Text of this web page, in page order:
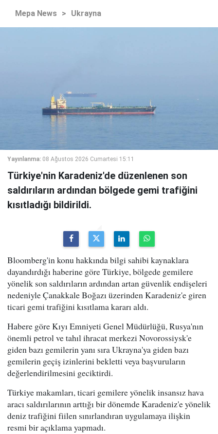
Mepa News > Ukrayna
Yayınlanma: 08 Ağustos 2026 Cumartesi 15:11
Türkiye'nin Karadeniz'de düzenlenen son
saldırıların ardından bölgede gemi trafiğini
kısıtladığı bildirildi.
Bloomberg'in konu hakkında bilgi sahibi kaynaklara
dayandırdığı haberine göre Türkiye, bölgede gemilere
yönelik son saldırıların ardından artan güvenlik endişeleri
nedeniyle Çanakkale Boğazı üzerinden Karadeniz'e giren
ticari gemi trafiğini kısıtlama kararı aldı.
Habere göre Kıyı Emniyeti Genel Müdürlüğü, Rusya'nın
önemli petrol ve tahıl ihracat merkezi Novorossiysk'e
giden bazı gemilerin yanı sıra Ukrayna'ya giden bazı
gemilerin geçiş izinlerini bekletti veya başvuruların
değerlendirilmesini geciktirdi.
Türkiye makamları, ticari gemilere yönelik insansız hava
aracı saldırılarının arttığı bir dönemde Karadeniz'e yönelik
deniz trafiğini fiilen sınırlandıran uygulamaya ilişkin
resmi bir açıklama yapmadı.